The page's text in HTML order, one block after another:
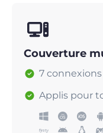
Couverture
7 connexions
Applis pour